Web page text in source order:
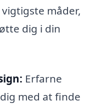
måder,
dig i din
Erfarne
med at finde